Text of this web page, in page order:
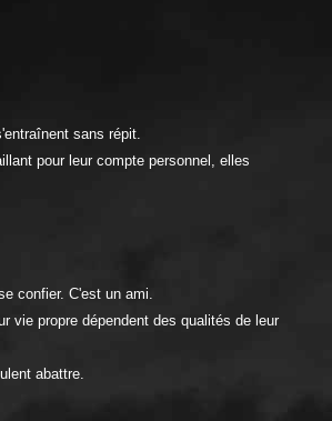
sans répit.
pour leur compte personnel, elles
confier. C'est un ami.
vie propre dépendent des qualités de leur
abattre.